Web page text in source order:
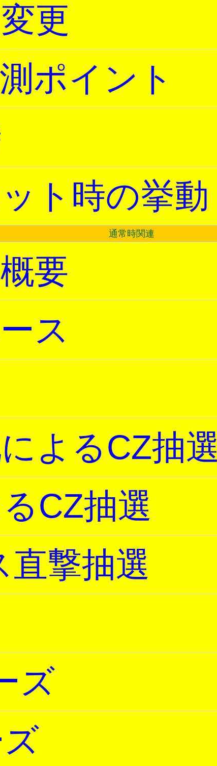
更
ポイント
ト時の挙動
通常時関連
要
ス
よるCZ抽選
CZ抽選
直撃抽選
ズ